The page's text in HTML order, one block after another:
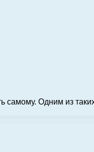
самому. Одним из